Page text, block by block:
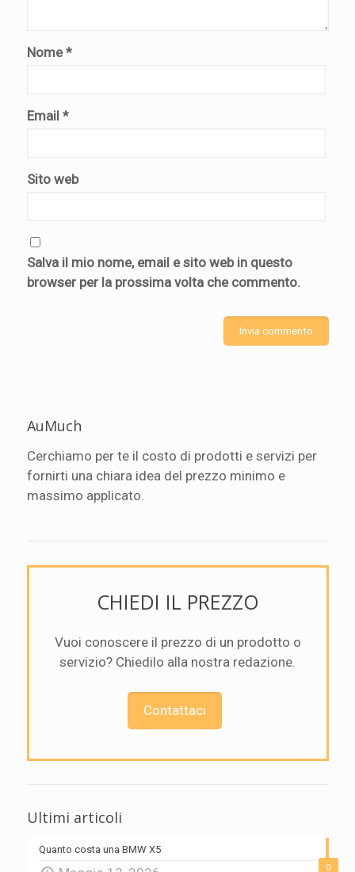
Nome*
Email *
Sito web
Salva il mio nome, email e sito web in questo
browser per la prossima volta che commento.
AuMuch
Cerchiamo per te il costo di prodotti e servizi per
fornirti una chiara idea del prezzo minimo e
massimo applicato.
CHIEDI IL PREZZO
Vuoi conoscere il prezzo di un prodotto o
servizio? Chiedilo alla nostra redazione.
Contattaci
Ultimi articoli
0
Quanto costa una BMW X5